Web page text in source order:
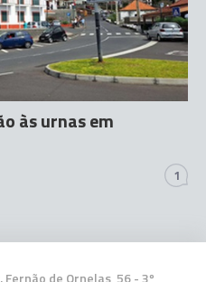
às urnas em
1
Fernão de Ornelas, 56 - 3º